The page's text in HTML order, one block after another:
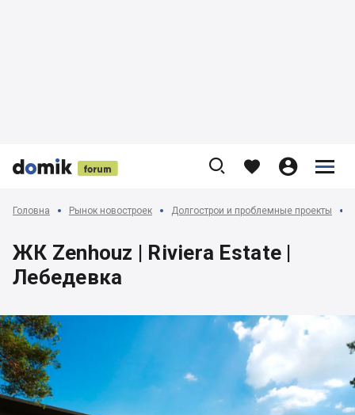


 
    


Головна Рынок новостроек Долгострои и проблемные проекты
ЖК Zenhouz | Riviera Estate |
Лебедевка